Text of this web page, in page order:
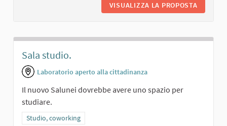
VISUALIZZA LA PROPOSTA
Sala studio.
Laboratorio aperto alla cittadinanza
Il nuovo Salunei dovrebbe avere uno spazio per
studiare.
Filtra i risultati per categoria: Studio, coworking
Studio, coworking